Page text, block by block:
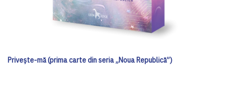
Privește-mă (prima carte din seria „Noua Republică”)